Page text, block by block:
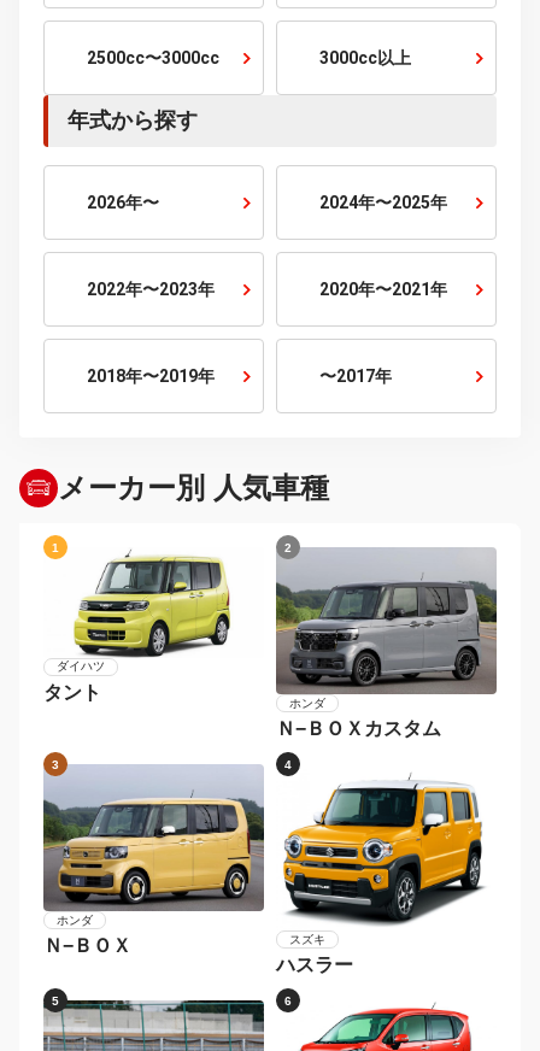
5人乗り 6人乗り
7人乗り
排気量から探す
800cc以下 800cc〜1500cc
1500cc〜2000cc 2000cc〜2500cc
2026年〜 2024年〜2025年
2022年〜2023年 2020年〜2021年
2018年〜2019年
メーカー別 人気車種
1 2